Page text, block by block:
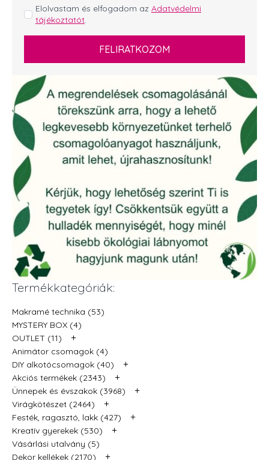
GDPR
*
Elolvastam és elfogadom az Adatvédelmi
tájékoztatót.
FELIRATKOZOM
Termékkategóriák:
Makramé technika (53)
MYSTERY BOX (4)
OUTLET (11)
+
Animátor csomagok (4)
DIY alkotócsomagok (40)
+
Akciós termékek (2343) +
Ünnepek és évszakok (3968) +
Virágkötészet (2464) +
Festék, ragasztó, lakk (427) +
Kreatív gyerekek (530) +
Vásárlási utalvány (5)
Dekor kellékek (2170)
+